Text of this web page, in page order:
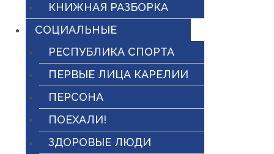
КНИЖНАЯ РАЗБОРКА
СОЦИАЛЬНЫЕ
РЕСПУБЛИКА СПОРТА
ПЕРВЫЕ ЛИЦА КАРЕЛИИ
ПЕРСОНА
ПОЕХАЛИ!
ЗДОРОВЫЕ ЛЮДИ